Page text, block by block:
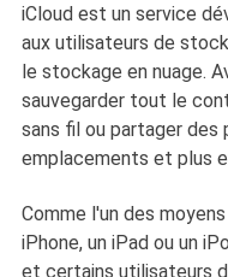
iCloud est un service
aux utilisateurs de
le stockage en nuage.
sauvegarder tout le
sans fil ou partager des
emplacements et plus
Comme l'un des
iPhone, un iPad ou un
et certains utilisateurs